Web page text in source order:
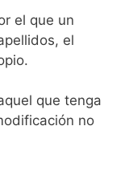
el que un
el
que tenga
no